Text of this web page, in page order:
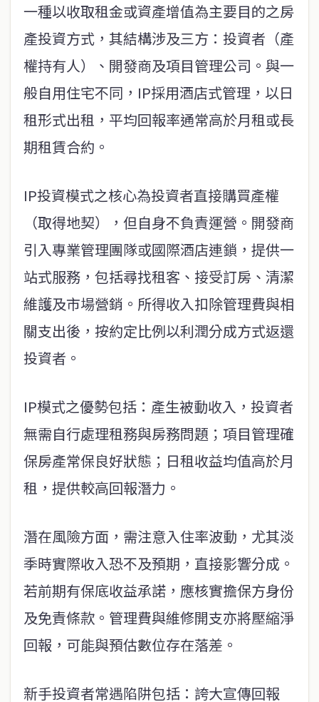
一種以收取租金或資產增值為主要目的之房
產投資方式，其結構涉及三方：投資者（產
權持有人）、開發商及項目管理公司。與一
般自用住宅不同，IP採用酒店式管理，以日
租形式出租，平均回報率通常高於月租或長
期租賃合約。
IP投資模式之核心為投資者直接購買產權
（取得地契），但自身不負責運營。開發商
引入專業管理團隊或國際酒店連鎖，提供一
站式服務，包括尋找租客、接受訂房、清潔
維護及市場營銷。所得收入扣除管理費與相
關支出後，按約定比例以利潤分成方式返還
投資者。
IP模式之優勢包括：產生被動收入，投資者
無需自行處理租務與房務問題；項目管理確
保房產常保良好狀態；日租收益均值高於月
租，提供較高回報潛力。
潛在風險方面，需注意入住率波動，尤其淡
季時實際收入恐不及預期，直接影響分成。
若前期有保底收益承諾，應核實擔保方身份
及免責條款。管理費與維修開支亦將壓縮淨
回報，可能與預估數位存在落差。
新手投資者常遇陷阱包括：誇大宣傳回報